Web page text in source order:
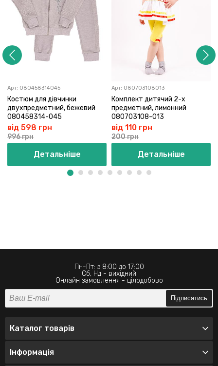
Арт: 080458314045
Костюм для дівчинки
двухпредметний, бежевий
080458314-045
від 598 грн
996 грн
Детальніше
Арт: 080703108013
Комплект дитячий 2-х
предметний, лимонний
080703108-013
від 110 грн
200 грн
Детальніше
Пн-Пт: з 8:00 до 17:00
Сб, Нд - вихідний
Онлайн замовлення - цілодобово
Підписатись
Каталог товарів
Інформація